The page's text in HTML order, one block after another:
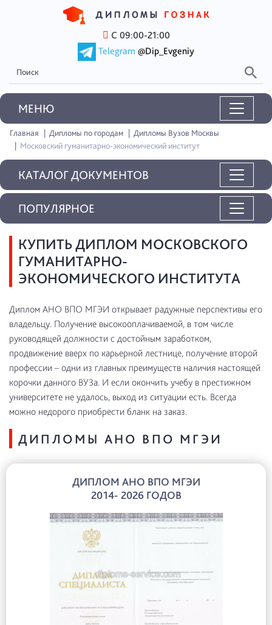
С 09:00-21:00
Telegram @Dip_Evgeniy
MEНЮ
Главная Дипломы по городам
Дипломы Вузов Москвы
Московский гуманитарно-экономический институт
КАТАЛОГ ДОКУМЕНТОВ
КУПИТЬ ДИПЛОМ МОСКОВСКОГО
ГУМАНИТАРНО-
ЭКОНОМИЧЕСКОГО ИНСТИТУТА
Диплом АНО ВПО МГЭИ открывает радужные перспективы его
владельцу. Получение высокооплачиваемой, в том числе
руководящей должности с достойным заработком,
продвижение вверх по карьерной лестнице, получение второй
профессии – одни из главных преимуществ наличия настоящей
корочки данного ВУЗа. И если окончить учебу в престижном
университете не удалось, выход из ситуации есть. Всегда
можно недорого приобрести бланк на заказ.
ДИПЛОМЫ АНО ВПО МГЭИ
ДИПЛОМ АНО ВПО МГЭИ
2014- 2026 ГОДОВ
ПОПУЛЯРНОЕ